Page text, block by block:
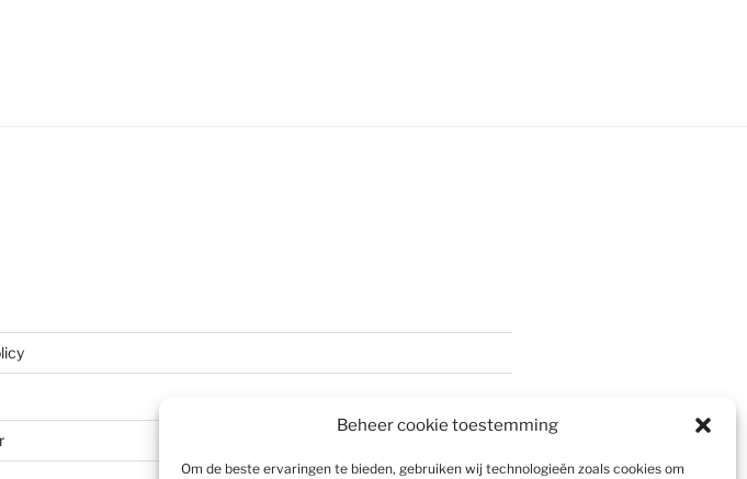
Beheer cookie toestemming
Om de beste ervaringen te bieden, gebruiken wij technologieën zoals cookies om